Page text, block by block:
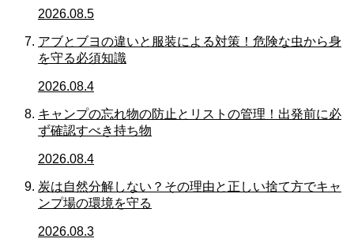
2026.08.5
アブとブヨの違いと服装による対策！危険な虫から身
を守る必須知識
2026.08.4
キャンプの忘れ物の防止とリストの管理！出発前に必
ず確認すべき持ち物
2026.08.4
炭は自然分解しない？その理由と正しい捨て方でキャ
ンプ場の環境を守る
2026.08.3